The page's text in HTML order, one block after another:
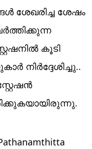
ശേഖരിച്ച ശേഷം
കൂടി
നിർദ്ദേശിച്ചു..